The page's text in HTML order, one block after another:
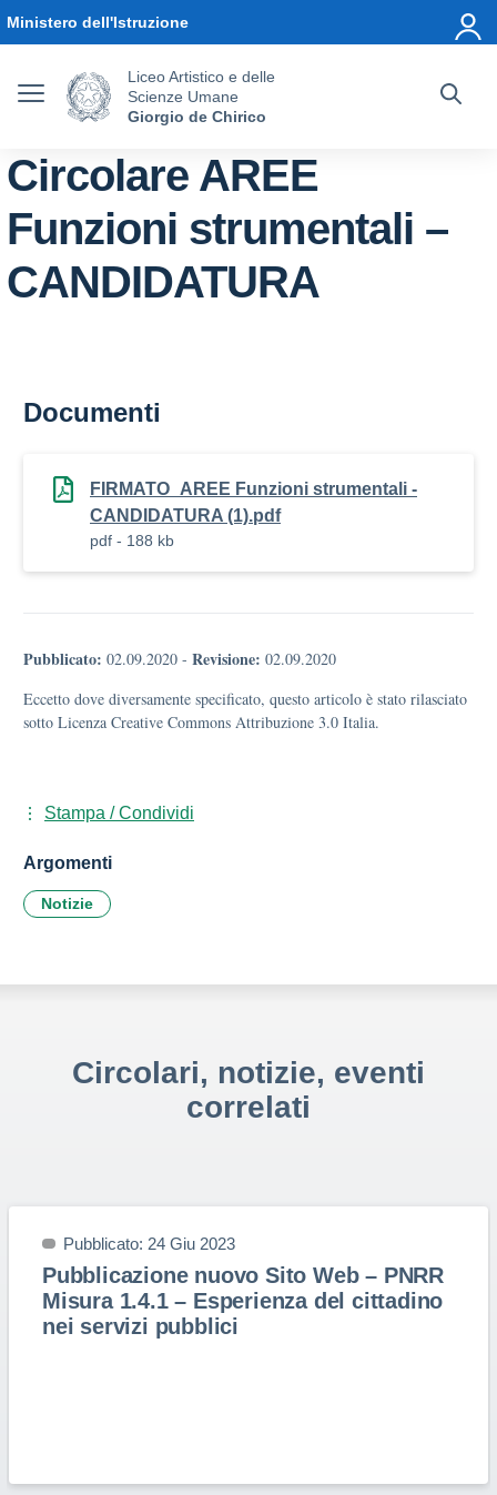
Ministero dell'Istruzione
Liceo Artistico e delle
Scienze Umane
Giorgio de Chirico
Circolare AREE
Funzioni strumentali –
CANDIDATURA
Documenti
FIRMATO_AREE Funzioni strumentali -
CANDIDATURA (1).pdf
pdf - 188 kb
Pubblicato: 02.09.2020 - Revisione: 02.09.2020
Eccetto dove diversamente specificato, questo articolo è stato rilasciato
sotto Licenza Creative Commons Attribuzione 3.0 Italia.
Stampa / Condividi
Argomenti
Notizie
Circolari, notizie, eventi
correlati
Pubblicato: 24 Giu 2023
Pubblicazione nuovo Sito Web – PNRR
Misura 1.4.1 – Esperienza del cittadino
nei servizi pubblici